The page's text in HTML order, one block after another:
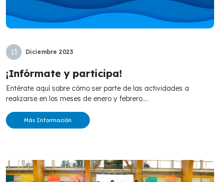
13 Diciembre 2023
¡Infórmate y participa!
Entérate aquí sobre cómo ser parte de las actividades a
realizarse en los meses de enero y febrero....
Más Información